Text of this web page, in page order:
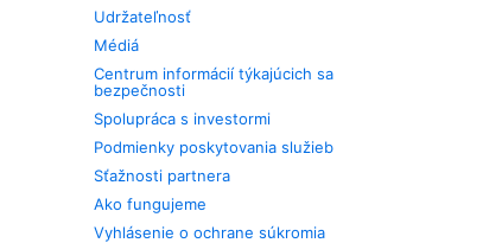
Udržateľnosť
Médiá
Centrum informácií týkajúcich sa
bezpečnosti
Spolupráca s investormi
Podmienky poskytovania služieb
Sťažnosti partnera
Ako fungujeme
Vyhlásenie o ochrane súkromia